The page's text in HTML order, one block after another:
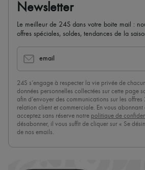
Newsletter
Le meilleur de 24S dans votre boite mail :
offres spéciales, soldes, tendances de la
email
24S s’engage à respecter la vie privée de
données personnelles collectées sur cette page
afin d’envoyer des communications sur les
relation client et commerciale. En vous abonnant
acceptez sans réserve notre politique de
désabonner, il vous suffit de cliquer sur « Se
de nos emails.